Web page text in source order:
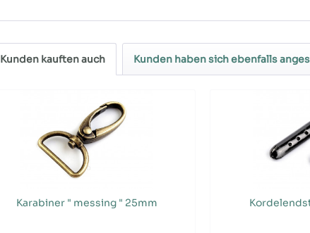
Kunden kauften auch Kunden haben sich ebenfalls
Karabiner " messing " 25mm